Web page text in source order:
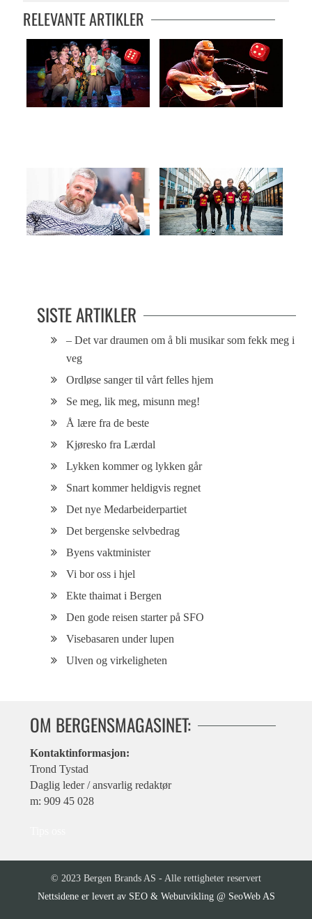
RELEVANTE ARTIKLER
SISTE ARTIKLER
– Det var draumen om å bli musikar som fekk meg i
veg
Ordløse sanger til vårt felles hjem
Se meg, lik meg, misunn meg!
Å lære fra de beste
Kjøresko fra Lærdal
Lykken kommer og lykken går
Snart kommer heldigvis regnet
Det nye Medarbeiderpartiet
Det bergenske selvbedrag
Byens vaktminister
Vi bor oss i hjel
Ekte thaimat i Bergen
Den gode reisen starter på SFO
Visebasaren under lupen
Ulven og virkeligheten
OM BERGENSMAGASINET:
Kontaktinformasjon:
Trond Tystad
Daglig leder / ansvarlig redaktør
m: 909 45 028
© 2023 Bergen Brands AS - Alle rettigheter reservert
Nettsidene er levert av SEO & Webutvikling @ SeoWeb AS